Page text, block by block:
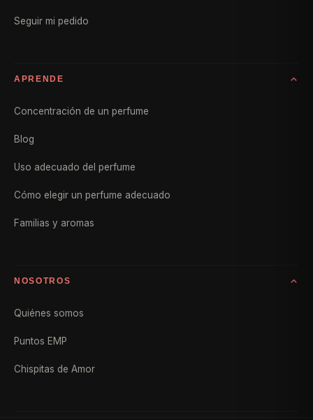
Seguir mi pedido
APRENDE
Concentración de un perfume
Blog
Uso adecuado del perfume
Cómo elegir un perfume adecuado
Familias y aromas
NOSOTROS
Quiénes somos
Puntos EMP
Chispitas de Amor